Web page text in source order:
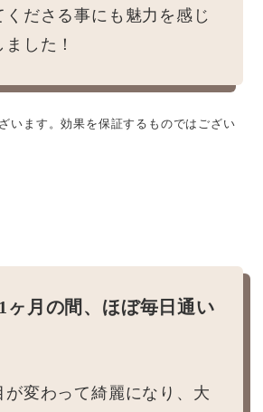
くださる事にも魅力を感じ
した！
います。効果を保証するものではござい
ヶ月の間、ほぼ毎日通い
が変わって綺麗になり、大